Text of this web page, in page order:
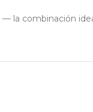
— la combinación